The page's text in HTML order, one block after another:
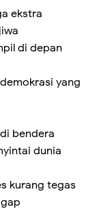
ekstra
di depan
yang
bendera
dunia
kurang tegas